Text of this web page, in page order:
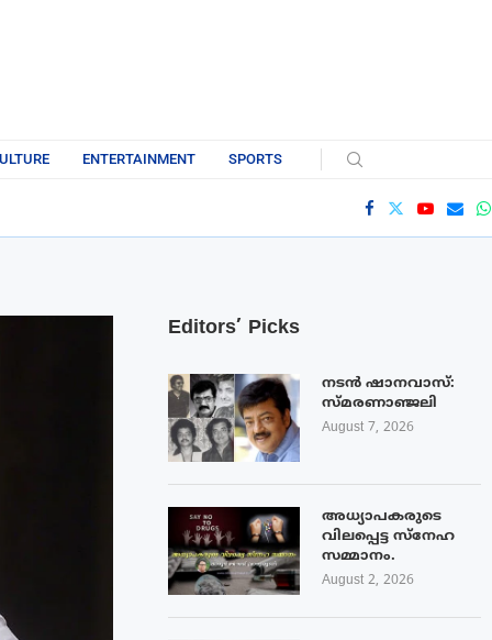
ENTERTAINMENT SPORTS
Editors’ Picks
നടൻ ഷാനവാസ്:
സ്മരണാഞ്ജലി
August 7, 2026
അധ്യാപകരുടെ
വിലപ്പെട്ട സ്നേഹ
സമ്മാനം.
August 2, 2026